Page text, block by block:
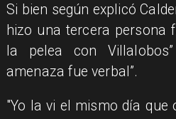
Si bien según explicó
hizo una tercera persona
la pelea con
amenaza fue verbal”.
"Yo la vi el mismo día que